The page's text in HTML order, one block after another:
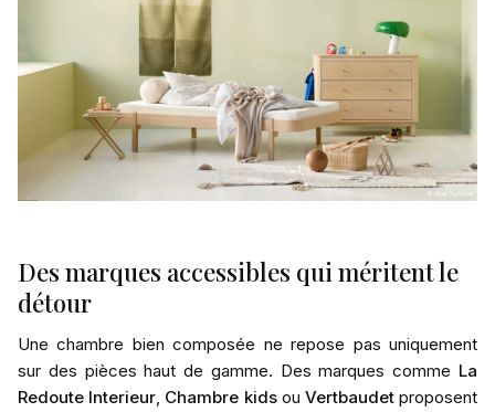
Des marques accessibles qui méritent le
détour
Une chambre bien composée ne repose pas uniquement
sur des pièces haut de gamme. Des marques comme La
Redoute Interieur, Chambre kidsou Vertbaudetproposent